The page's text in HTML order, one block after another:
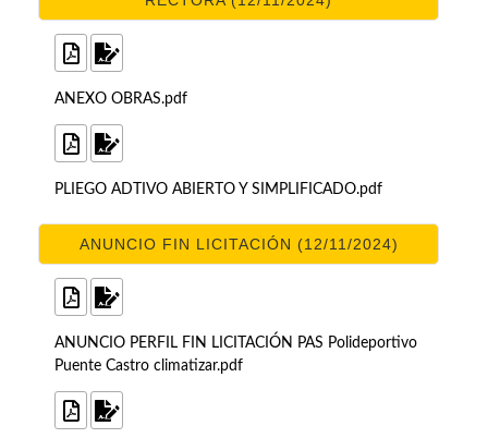
ANEXO OBRAS.pdf
PLIEGO ADTIVO ABIERTO Y SIMPLIFICADO.pdf
ANUNCIO FIN LICITACIÓN (12/11/2024)
ANUNCIO PERFIL FIN LICITACIÓN PAS Polideportivo
Puente Castro climatizar.pdf